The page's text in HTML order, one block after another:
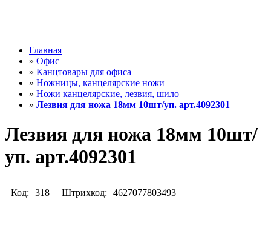
Главная
» Офис
» Канцтовары для офиса
» Ножницы, канцелярские ножи
» Ножи канцелярские, лезвия, шило
» Лезвия для ножа 18мм 10шт/уп. арт.4092301
Лезвия для ножа 18мм 10шт/
уп. арт.4092301
Код: 318 Штрихкод: 4627077803493